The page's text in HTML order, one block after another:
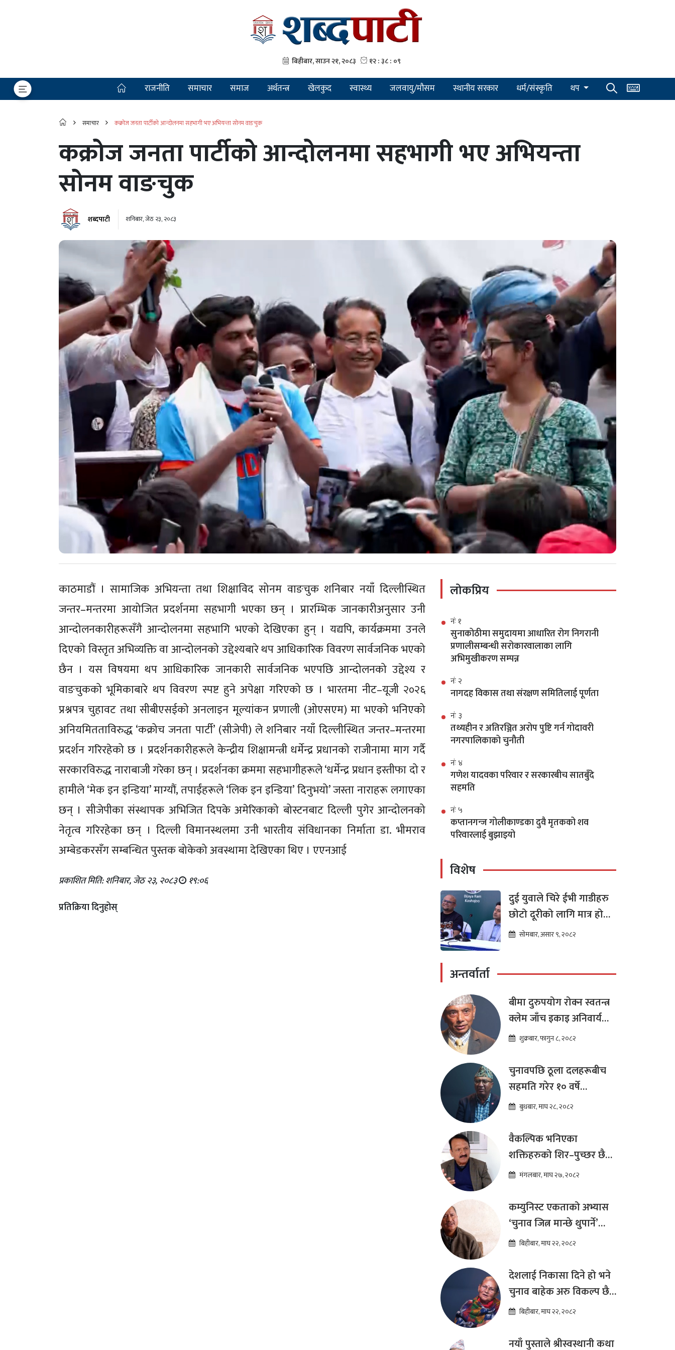
राजनीति समाचार समाज अर्थतन्त्र खेलकुद स्वास्थ्य जलवायु/मौसम स्थानीय सरकार धर्म/संस्कृति थप
समाचार कक्रोज जनता पार्टीको आन्दोलनमा सहभागी भए अभियन्ता सोनम वाङचुक
कक्रोज जनता पार्टीको आन्दोलनमा सहभागी भए अभियन्ता
सोनम वाङचुक
शब्दपाटी शनिबार, जेठ २३, २०८३
काठमाडौं । सामाजिक अभियन्ता तथा शिक्षाविद सोनम वाङचुक शनिबार नयाँ दिल्लीस्थित
जन्तर–मन्तरमा आयोजित प्रदर्शनमा सहभागी भएका छन् । प्रारम्भिक जानकारीअनुसार उनी
आन्दोलनकारीहरूसँगै आन्दोलनमा सहभागि भएको देखिएका हुन् । यद्यपि, कार्यक्रममा उनले
दिएको विस्तृत अभिव्यक्ति वा आन्दोलनको उद्देश्यबारे थप आधिकारिक विवरण सार्वजनिक भएको
छैन । यस विषयमा थप आधिकारिक जानकारी सार्वजनिक भएपछि आन्दोलनको उद्देश्य र
वाङचुकको भूमिकाबारे थप विवरण स्पष्ट हुने अपेक्षा गरिएको छ । भारतमा नीट–यूजी २०२६
प्रश्नपत्र चुहावट तथा सीबीएसईको अनलाइन मूल्यांकन प्रणाली (ओएसएम) मा भएको भनिएको
अनियमितताविरुद्ध ‘कक्रोच जनता पार्टी’ (सीजेपी) ले शनिबार नयाँ दिल्लीस्थित जन्तर–मन्तरमा
प्रदर्शन गरिरहेको छ । प्रदर्शनकारीहरूले केन्द्रीय शिक्षामन्त्री धर्मेन्द्र प्रधानको राजीनामा माग गर्दै
सरकारविरुद्ध नाराबाजी गरेका छन् । प्रदर्शनका क्रममा सहभागीहरूले ‘धर्मेन्द्र प्रधान इस्तीफा दो र
हामीले ‘मेक इन इन्डिया’ माग्यौं, तपाईंहरूले ‘लिक इन इन्डिया’ दिनुभयो’ जस्ता नाराहरू लगाएका
छन् । सीजेपीका संस्थापक अभिजित दिपके अमेरिकाको बोस्टनबाट दिल्ली पुगेर आन्दोलनको
नेतृत्व गरिरहेका छन् । दिल्ली विमानस्थलमा उनी भारतीय संविधानका निर्माता डा. भीमराव
अम्बेडकरसँग सम्बन्धित पुस्तक बोकेको अवस्थामा देखिएका थिए । एएनआई
प्रकाशित मिति: शनिबार, जेठ २३, २०८३ १९:०६
प्रतिक्रिया दिनुहोस्
लोकप्रिय
नंः १
सुनाकोठीमा समुदायमा आधारित रोग निगरानी
प्रणालीसम्बन्धी सरोकारवालाका लागि
अभिमुखीकरण सम्पन्न
नंः २
नागदह विकास तथा संरक्षण समितिलाई पूर्णता
नंः ३
तथ्यहीन र अतिरञ्जित अरोप पुष्टि गर्न गोदावरी
नगरपालिकाको चुनौती
नंः ४
गणेश यादवका परिवार र सरकारबीच सातबुँदे
सहमति
नंः ५
कप्तानगन्ज गोलीकाण्डका दुवै मृतकको शव
परिवारलाई बुझाइयो
विशेष
दुई युवाले चिरे ईभी गाडीहरु
छोटो दूरीको लागि मात्र हो
भन्ने मान्यता
सोमबार, असार ९, २०८२
अन्तर्वार्ता
बीमा दुरुपयोग रोक्न स्वतन्त्र
क्लेम जाँच इकाइ अनिवार्य
:डा. शम्भुप्रसाद आचार्य
शुक्रबार, फागुन ८, २०८२
चुनावपछि ठूला दलहरूबीच
सहमति गरेर १० वर्षे
दीर्घकालीन आर्थिक सुधार
ढकाल
बुधबार, माघ २८, २०८२
वैकल्पिक भनिएका
शक्तिहरुको शिर–पुच्छर छैन,
प्रतिस्पर्धा पूरानै दलसँग हुन्छ :
मंगलबार, माघ २७, २०८२
कम्युनिस्ट एकताको अभ्यास
‘चुनाव जित्न मान्छे थुपार्ने’
माध्यम मात्र हो : विप्लव
बिहीबार, माघ २२, २०८२
देशलाई निकासा दिने हो भने
चुनाव बाहेक अरु विकल्प छैन
: अष्टलक्ष्मी शाक्य
बिहीबार, माघ २२, २०८२
नयाँ पुस्ताले श्रीस्वस्थानी कथा